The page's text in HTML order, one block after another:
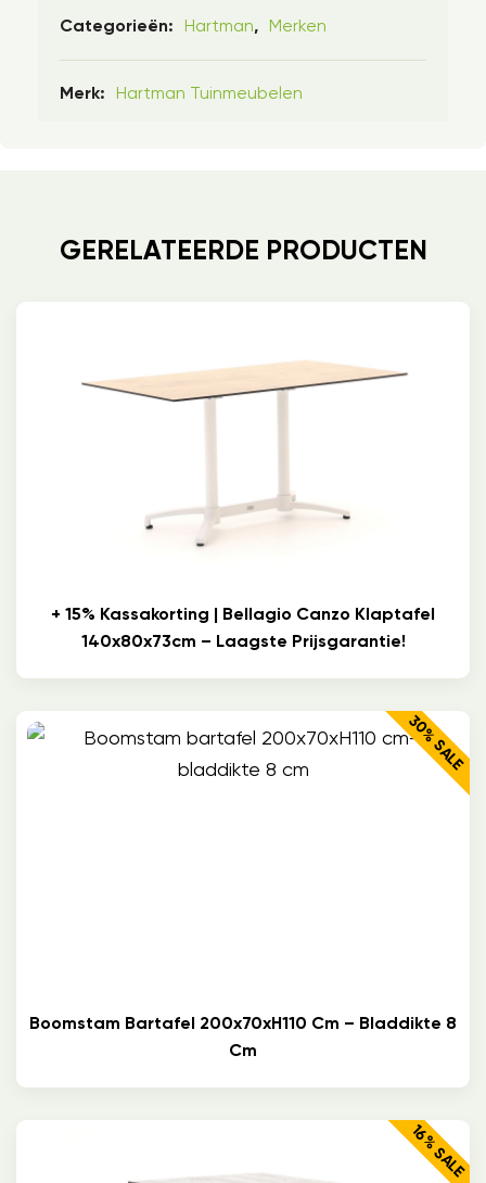
Categorieën: Hartman, Merken
Merk: Hartman Tuinmeubelen
GERELATEERDE PRODUCTEN
+ 15% Kassakorting | Bellagio Canzo Klaptafel
140x80x73cm – Laagste Prijsgarantie!
30% SALE
Boomstam Bartafel 200x70xH110 Cm – Bladdikte 8
Cm
16% SALE